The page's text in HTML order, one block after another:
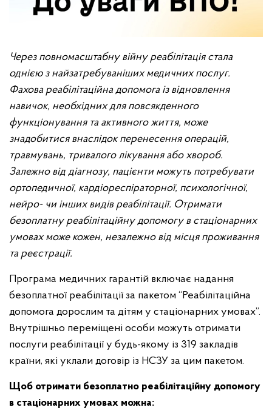
Через повномасштабну війну реабілітація стала
однією з найзатребуваніших медичних послуг.
Фахова реабілітаційна допомога із відновлення
навичок, необхідних для повсякденного
функціонування та активного життя, може
знадобитися внаслідок перенесення операцій,
травмувань, тривалого лікування або хвороб.
Залежно від діагнозу, пацієнти можуть потребувати
ортопедичної, кардіореспіраторної, психологічної,
нейро- чи інших видів реабілітації. Отримати
безоплатну реабілітаційну допомогу в стаціонарних
умовах може кожен, незалежно від місця проживання
та реєстрації.
Програма медичних гарантій включає надання
безоплатної реабілітації за пакетом “Реабілітаційна
допомога дорослим та дітям у стаціонарних умовах”.
Внутрішньо переміщені особи можуть отримати
послуги реабілітації у будь-якому із 319 закладів
країни, які уклали договір із НСЗУ за цим пакетом.
Щоб отримати безоплатно реабілітаційну допомогу
в стаціонарних умовах можна: